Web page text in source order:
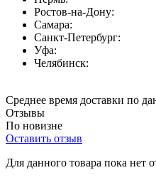
Ростов-на-Дону:
Самара:
Санкт-Петербург:
Уфа:
Челябинск:
Среднее время доставки по
Отзывы
По новизне
Оставить отзыв
Для данного товара пока нет